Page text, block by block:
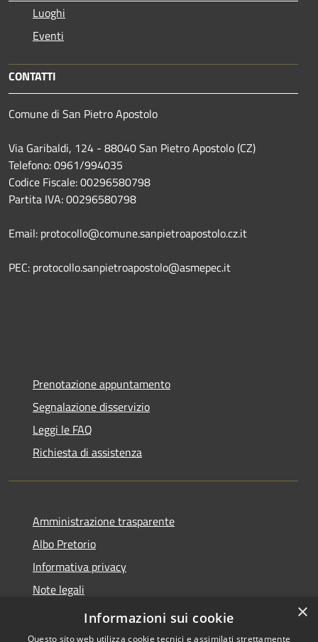
Luoghi
Eventi
CONTATTI
Comune di San Pietro Apostolo
Via Garibaldi, 124 - 88040 San Pietro Apostolo (CZ)
Telefono: 0961/994035
Codice Fiscale: 00296580798
Partita IVA: 00296580798
Email: protocollo@comune.sanpietroapostolo.cz.it
PEC: protocollo.sanpietroapostolo@asmepec.it
Prenotazione appuntamento
Segnalazione disservizio
Leggi le FAQ
Richiesta di assistenza
Amministrazione trasparente
Albo Pretorio
Informativa privacy
Note legali
Dichiarazione di accessibilità
×
Informazioni sui cookie
Questo sito web utilizza cookie tecnici e assimilati strettamente